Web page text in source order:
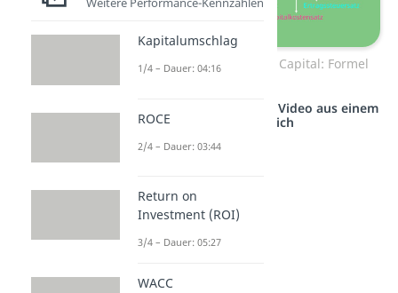
Weighted Average Cost of Capital: Formel
Studyflix vernetzt: Hier ein Video aus einem
anderen Bereich
Kapitalumschlag
1/4 – Dauer: 04:16
ROCE
2/4 – Dauer: 03:44
Return on
Investment (ROI)
3/4 – Dauer: 05:27
WACC